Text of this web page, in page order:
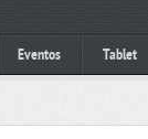
Eventos Tablet